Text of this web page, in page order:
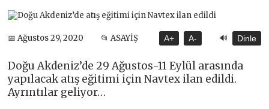
📅 Ağustos 29, 2020 📂 ASAYİŞ A+ A- 🔊 Dinle
Doğu Akdeniz’de 29 Ağustos-11 Eylül arasında
yapılacak atış eğitimi için Navtex ilan edildi.
Ayrıntılar geliyor…